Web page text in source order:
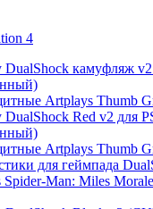
4
DualShock камуфляж
Artplays Thumb
DualShock Red v2 для
Artplays Thumb
для геймпада
Man: Miles